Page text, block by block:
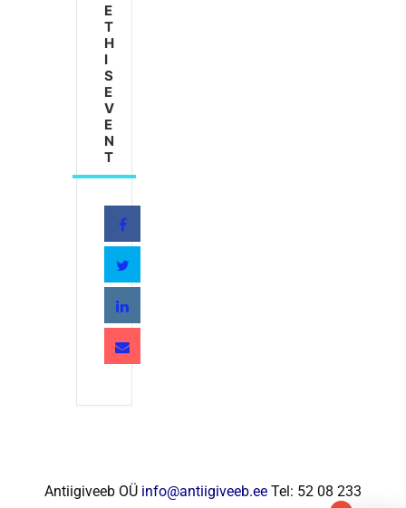
E
T
H
I
S
E
V
E
N
T
Antiigiveeb OÜ info@antiigiveeb.ee Tel: 52 08 233